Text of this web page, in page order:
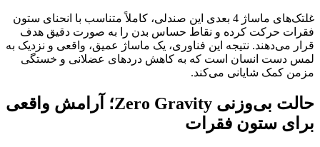
غلتک‌های ماساژ 4 بعدی این صندلی، کاملاً متناسب با انحنای ستون
فقرات حرکت کرده و نقاط حساس بدن را به صورت دقیق هدف
قرار می‌دهند. نتیجه این فناوری، یک ماساژ عمیق، واقعی و نزدیک به
لمس دست انسان است که به کاهش دردهای عضلانی و خستگی
مزمن کمک شایانی می‌کند.
حالت بی‌وزنی Zero Gravity؛ آرامش واقعی
برای ستون فقرات